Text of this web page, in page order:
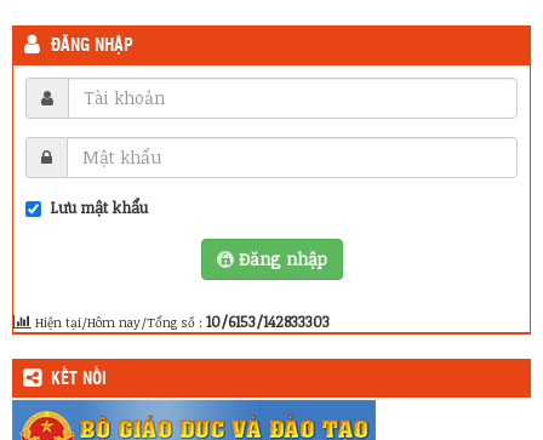
ĐĂNG NHẬP
Lưu mật khẩu
Đăng nhập
Hiện tại/Hôm nay/Tổng số : 10/6153/142833303
KẾT NỐI